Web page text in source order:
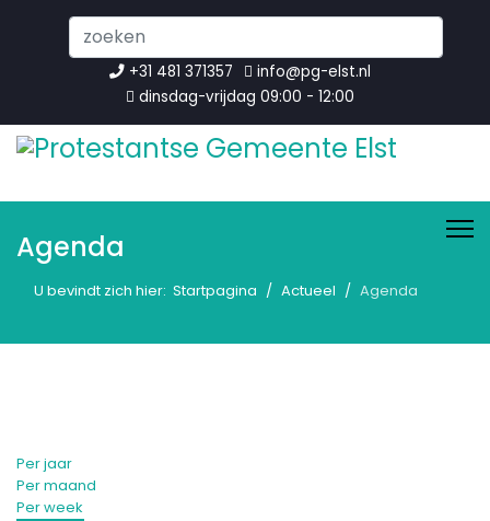
...
+31 481 371357
info@pg-elst.nl
dinsdag-vrijdag 09:00 - 12:00
Agenda
U bevindt zich hier: Startpagina Actueel Agenda
Per jaar
Per maand
Per week